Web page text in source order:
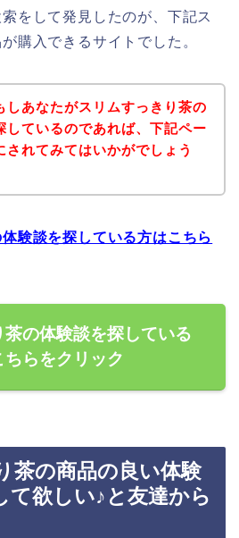
をして発見したのが、下記ス
購入できるサイトでした。
しあなたがスリムすっきり茶の
しているのであれば、下記ペー
されてみてはいかがでしょう
験談を探している方はこちら
茶の体験談を探している
ちらをクリック
茶の商品の良い体験
て欲しい♪と友達から